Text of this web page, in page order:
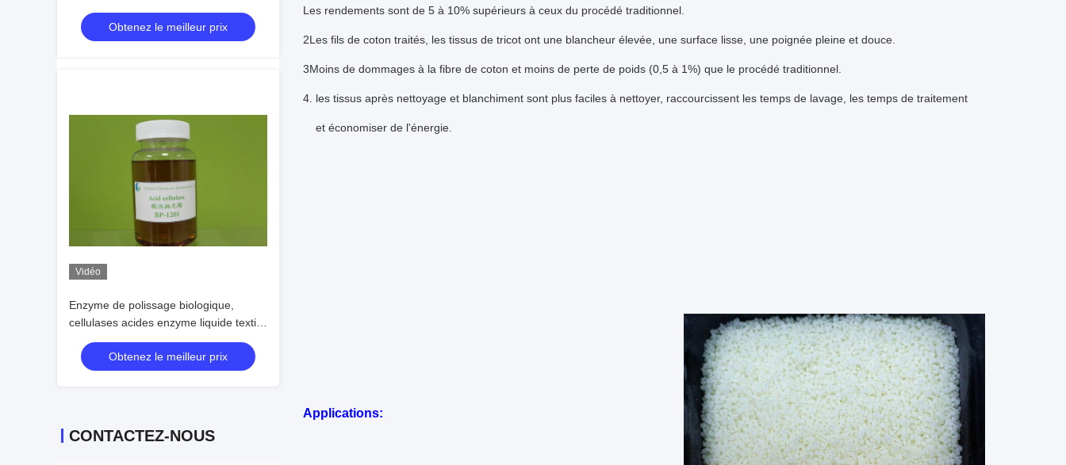
du polissage biologique textile
Obtenez le meilleur prix
Vidéo
Enzyme de polissage biologique,
cellulases acides enzyme liquide textile
pour tissus mélangés
Obtenez le meilleur prix
CONTACTEZ-NOUS
Les rendements sont de 5 à 10% supérieurs à ceux du procédé traditionnel.
2Les fils de coton traités, les tissus de tricot ont une blancheur élevée, une surface lisse, une poignée pleine et douce.
3Moins de dommages à la fibre de coton et moins de perte de poids (0,5 à 1%) que le procédé traditionnel.
4. les tissus après nettoyage et blanchiment sont plus faciles à nettoyer, raccourcissent les temps de lavage, les temps de traitement
et économiser de l'énergie.
Applications: